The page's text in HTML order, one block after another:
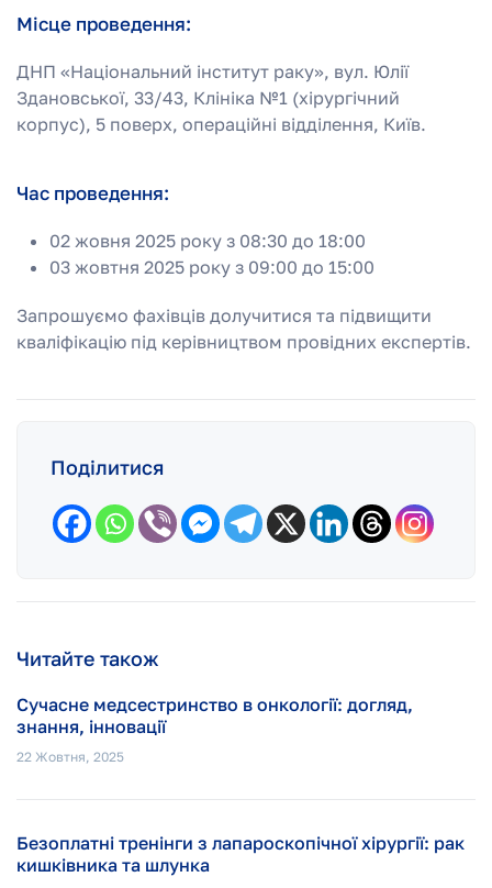
Місце проведення:
ДНП «Національний інститут раку», вул. Юлії
Здановської, 33/43, Клініка №1 (хірургічний
корпус), 5 поверх, операційні відділення, Київ.
Час проведення:
02 жовня 2025 року з 08:30 до 18:00
03 жовтня 2025 року з 09:00 до 15:00
Запрошуємо фахівців долучитися та підвищити
кваліфікацію під керівництвом провідних експертів.
Поділитися
Читайте також
Сучасне медсестринство в онкології: догляд,
знання, інновації
22 Жовтня, 2025
Безоплатні тренінги з лапароскопічної хірургії: рак
кишківника та шлунка